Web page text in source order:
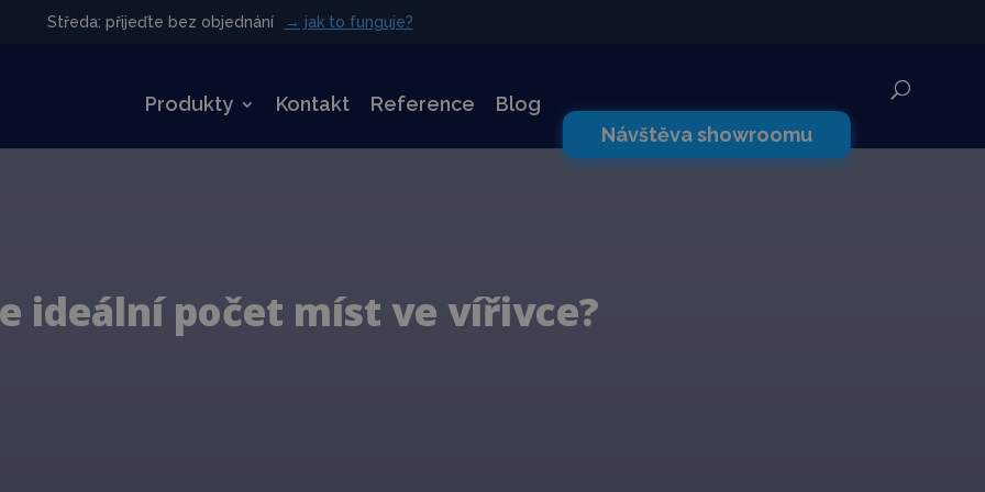
Produkty Kontakt Reference
Blog
Návštěva showroomu
ideální počet míst ve vířivce?
Středa: přijeďte bez objednání → jak to funguje?
Středa: přijeďte bez objednání → jak to funguje?